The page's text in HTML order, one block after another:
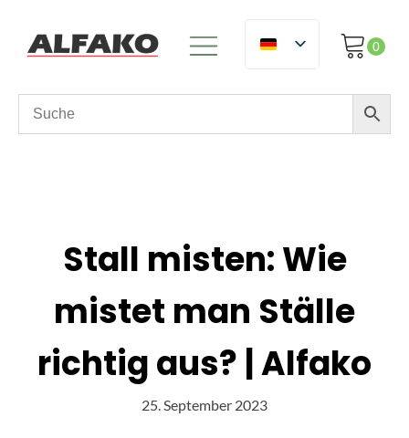
Stall misten: Wie
mistet man Ställe
richtig aus? | Alfako
25. September 2023